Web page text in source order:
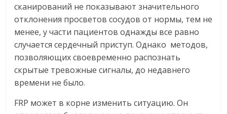
сканирований не показывают значительного
отклонения просветов сосудов от нормы, тем не
менее, у части пациентов однажды все равно
случается сердечный приступ. Однако методов,
позволяющих своевременно распознать
скрытые тревожные сигналы, до недавнего
времени не было.
FRP может в корне изменить ситуацию. Он